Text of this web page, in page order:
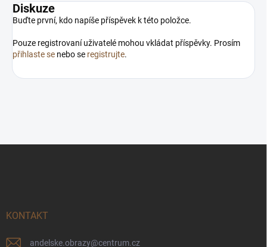
Diskuze
Buďte první, kdo napíše příspěvek k této položce.
Pouze registrovaní uživatelé mohou vkládat příspěvky. Prosím
přihlaste se nebo se registrujte.
KONTAKT
andelske.obrazy@centrum.cz